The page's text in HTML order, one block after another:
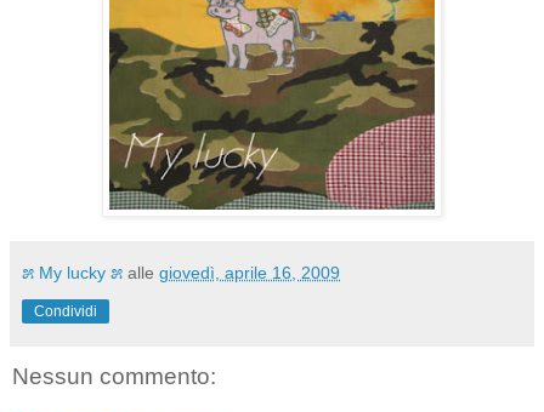
೫ My lucky ೫ alle giovedì, aprile 16, 2009
Condividi
Nessun commento: